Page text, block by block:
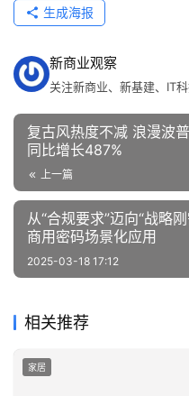
生成海报
新商业观察
关注新商业、新基建、IT
复古风热度不减 浪漫波
同比增长487%
上一篇
从“合规要求”迈向“战略
商用密码场景化应用
2025-03-18 17:12
相关推荐
家居